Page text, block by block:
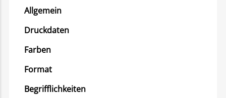
Allgemein
Druckdaten
Farben
Format
Begrifflichkeiten